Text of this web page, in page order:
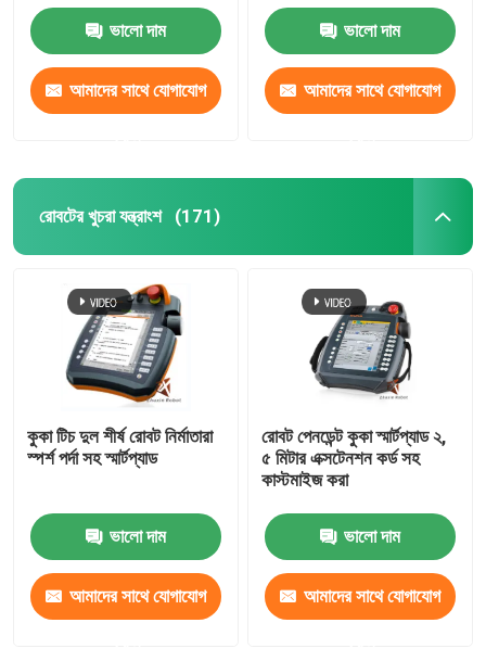
ভালো দাম
আমাদের সাথে যোগাযোগ
ভালো দাম
আমাদের সাথে যোগাযোগ
রোবটের খুচরা যন্ত্রাংশ (171)
কুকা টিচ দুল শীর্ষ রোবট নির্মাতারা
স্পর্শ পর্দা সহ স্মার্টপ্যাড
ভালো দাম
আমাদের সাথে যোগাযোগ
রোবট পেনডেন্ট কুকা স্মার্টপ্যাড ২,
৫ মিটার এক্সটেনশন কর্ড সহ
কাস্টমাইজ করা
ভালো দাম
আমাদের সাথে যোগাযোগ